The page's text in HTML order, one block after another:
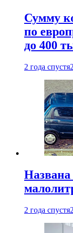
Сумму
по
до 400
2 года спустя
Названа
2 года спустя